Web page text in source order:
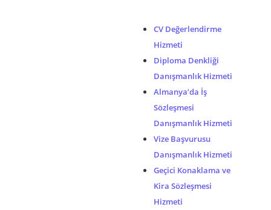
CV Değerlendirme
Hizmeti
Diploma Denkliği
Danışmanlık Hizmeti
Almanya’da İş
Sözleşmesi
Danışmanlık Hizmeti
Vize Başvurusu
Danışmanlık Hizmeti
Geçici Konaklama ve
Kira Sözleşmesi
Hizmeti